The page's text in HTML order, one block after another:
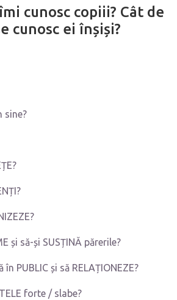
cunosc copiii? Cât de
cunosc ei înșiși?
sine?
și să-și SUSȚINĂ părerile?
PUBLIC și să RELAȚIONEZE?
forte / slabe?